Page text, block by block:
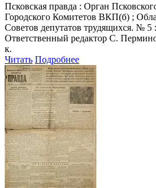
Псковская правда : Орган
Городского Комитетов ВКП(б) ;
Советов депутатов трудящихся. № 5
Ответственный редактор С.
к.
Читать Подробнее